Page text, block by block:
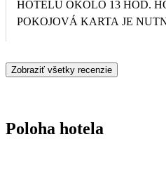
HOTELU OKOLO 13 HOD.
POKOJOVÁ KARTA JE
OZNAČENO BILOU
VRACET. MAJÍ TAM U
Zobraziť všetky recenzie
Poloha hotela